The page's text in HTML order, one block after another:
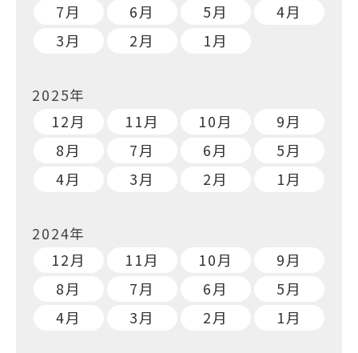
7月
6月 5月
4月
3月
2月 1月
2025年
12月
11月 10月
9月
8月
7月 6月
5月
4月
3月 2月 1月
2024年
12月
11月 10月
9月
8月
7月 6月
5月
4月
3月 2月 1月